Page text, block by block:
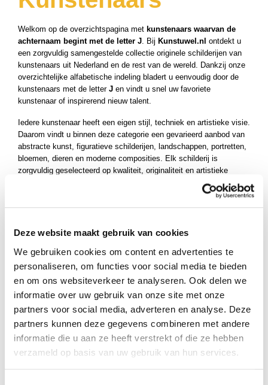
Deze website maakt gebruik van cookies
We gebruiken cookies om content en advertenties te
personaliseren, om functies voor social media te bieden
en om ons websiteverkeer te analyseren. Ook delen we
informatie over uw gebruik van onze site met onze
partners voor social media, adverteren en analyse. Deze
partners kunnen deze gegevens combineren met andere
informatie die u aan ze heeft verstrekt of die ze hebben
verzameld op basis van uw gebruik van hun services.
Welkom op de overzichtspagina met kunstenaars waarvan de
achternaam begint met de letter J . Bij Kunstuwel.nl ontdekt u
een zorgvuldig samengestelde collectie originele schilderijen van
kunstenaars uit Nederland en de rest van de wereld. Dankzij onze
overzichtelijke alfabetische indeling bladert u eenvoudig door de
kunstenaars met de letter J en vindt u snel uw favoriete
kunstenaar of inspirerend nieuw talent.
Iedere kunstenaar heeft een eigen stijl, techniek en artistieke visie.
Daarom vindt u binnen deze categorie een gevarieerd aanbod van
abstracte kunst, figuratieve schilderijen, landschappen, portretten,
bloemen, dieren en moderne composities. Elk schilderij is
zorgvuldig geselecteerd op kwaliteit, originaliteit en artistieke
uitstraling, zodat u verzekerd bent van een bijzonder kunstwerk.
artistieke achtergrond, gebruikte technieken en een compleet
overzicht van alle beschikbare schilderijen. Zo ontdekt u niet
alleen het kunstwerk, maar ook het verhaal en de inspiratie achter
de maker.
BijKunstuwel.nlstaan kwaliteit, vakmanschap en originaliteit
centraal. Daarom krijgt iedere kunstenaar een eigen pagina waarop
zijn of haar collectie overzichtelijk wordt gepresenteerd. Dankzij de
A–Z-indelingnavigeert u snel door alle kunstenaars en ontdekt u
eenvoudig kunstwerken die perfect aansluiten bij uw persoonlijke